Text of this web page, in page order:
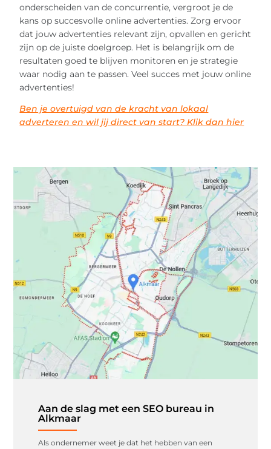
onderscheiden van de concurrentie, vergroot je de
kans op succesvolle online advertenties. Zorg ervoor
dat jouw advertenties relevant zijn, opvallen en gericht
zijn op de juiste doelgroep. Het is belangrijk om de
resultaten goed te blijven monitoren en je strategie
waar nodig aan te passen. Veel succes met jouw online
advertenties!
Ben je overtuigd van de kracht van lokaal
adverteren en wil jij direct van start? Klik dan hier
Aan de slag met een SEO bureau in
Alkmaar
Als ondernemer weet je dat het hebben van een